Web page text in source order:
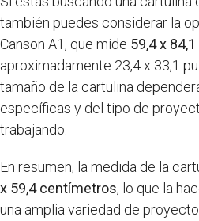
también puedes considerar la
Canson A1, que mide 59,4 x
aproximadamente 23,4 x 33,1
tamaño de la cartulina
específicas y del tipo de
trabajando.
En resumen, la medida de la
x 59,4 centímetros, lo que la
una amplia variedad de